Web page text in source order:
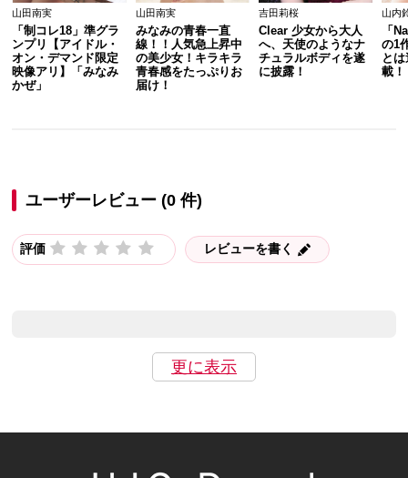
山田南実
「制コレ18」準グラ
ンプリ【アイドル・
オン・デマンド限定
映像アリ】「みなみ
かぜ」
山田南実
みなみの青春一直
線！！人気急上昇中
の美少女！キラキラ
青春感をたっぷりお
届け！
吉田莉桜
Clear 少女から大人
へ、天使のようなナ
チュラルボディを遂
に披露！
山内
「
の1
と
載！
ユーザーレビュー (0 件)
評価 レビューを書く
更に表示